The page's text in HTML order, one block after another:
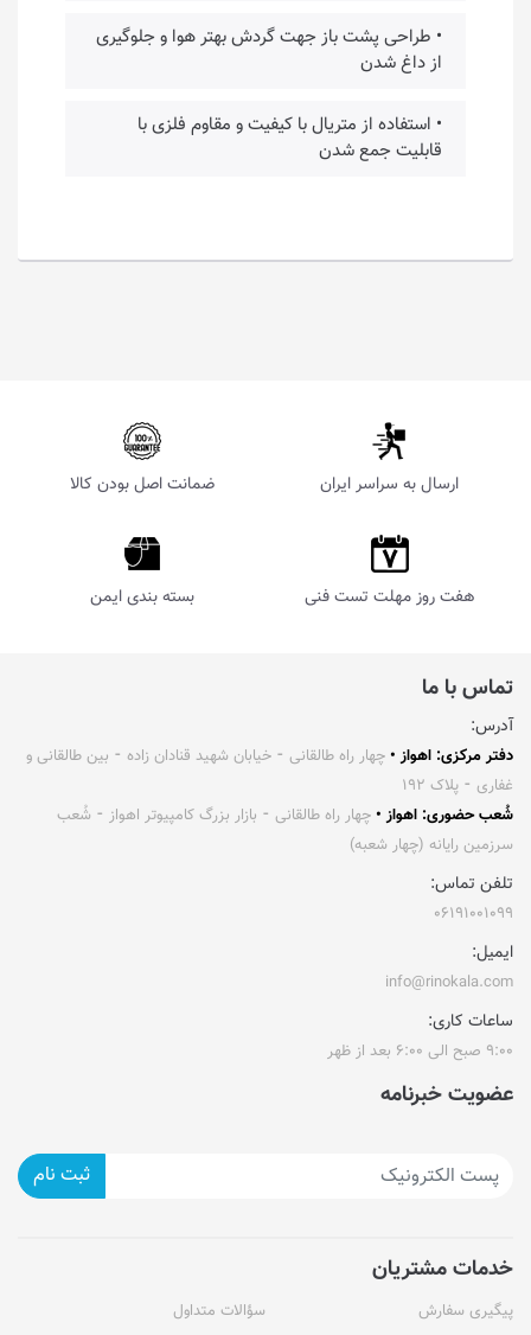
• طراحی پشت باز جهت گردش بهتر هوا و جلوگیری
از داغ شدن
• استفاده از متریال با کیفیت و مقاوم فلزی با
قابلیت جمع شدن
ارسال به سراسر ایران ضمانت اصل بودن کالا
هفت روز مهلت تست فنی بسته بندی ایمن
تماس با ما
آدرس:
دفتر مرکزی: اهواز • چهار راه طالقانی ⁃ خیابان شهید قنادان زاده ⁃ بین طالقانی و
غفاری ⁃ پلاک ۱۹۲
شُعب حضوری: اهواز • چهار راه طالقانی ⁃ بازار بزرگ کامپیوتر اهواز ⁃ شُعب
سرزمین رایانه (چهار شعبه)
تلفن تماس:
۰۶۱۹۱۰۰۱۰۹۹
ایمیل:
info@rinokala.com
ساعات کاری:
۹:۰۰ صبح الی ۶:۰۰ بعد از ظهر
عضویت خبرنامه
ثبت نام
خدمات مشتریان
پیگیری سفارش سؤالات متداول